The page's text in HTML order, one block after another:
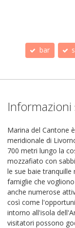
bar
Marina del Cantone
meridionale di
700 metri lungo la
mozzafiato con
le sue baie
famiglie che
anche numerose
così come
intorno all'isola
visitatori possono